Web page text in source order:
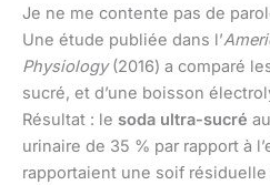
Je ne me contente pas de
Une étude publiée dans l’
Physiology(2016) a comparé
sucré, et d’une boisson
Résultat : le soda ultra-sucré
urinaire de 35 % par rapport à
rapportaient une soif